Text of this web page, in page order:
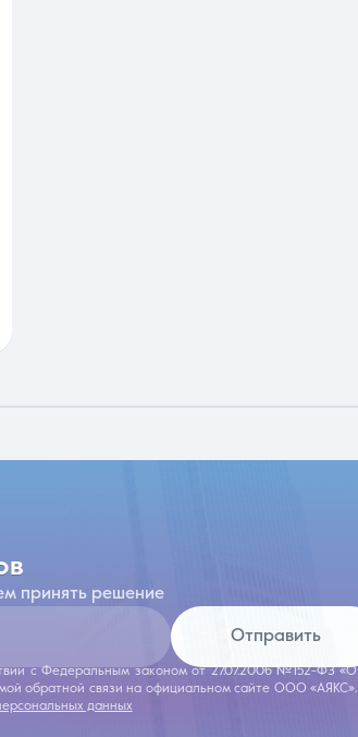
принять решение
Отправить
с Федеральным законом от 27.07.2006 №152-ФЗ «О
обратной связи на официальном сайте ООО «АЯКС».
данных